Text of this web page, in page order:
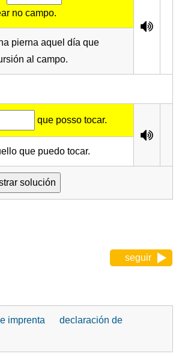
no campo.
pierna aquel día que
al campo.
que posso tocar.
que puedo tocar.
seguir
imprenta
declaración de